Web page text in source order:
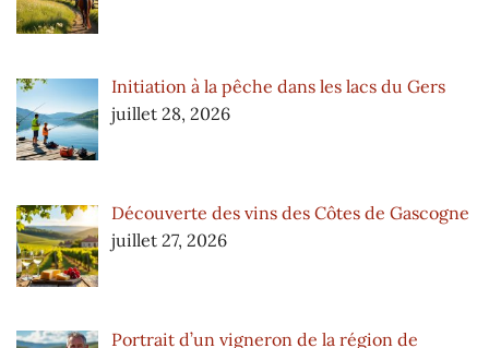
Initiation à la pêche dans les lacs du Gers
juillet 28, 2026
Découverte des vins des Côtes de Gascogne
juillet 27, 2026
Portrait d’un vigneron de la région de